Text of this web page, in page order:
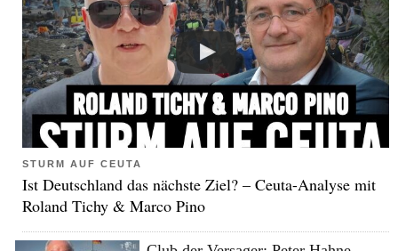
STURM AUF CEUTA
Ist Deutschland das nächste Ziel? – Ceuta-Analyse mit
Roland Tichy & Marco Pino